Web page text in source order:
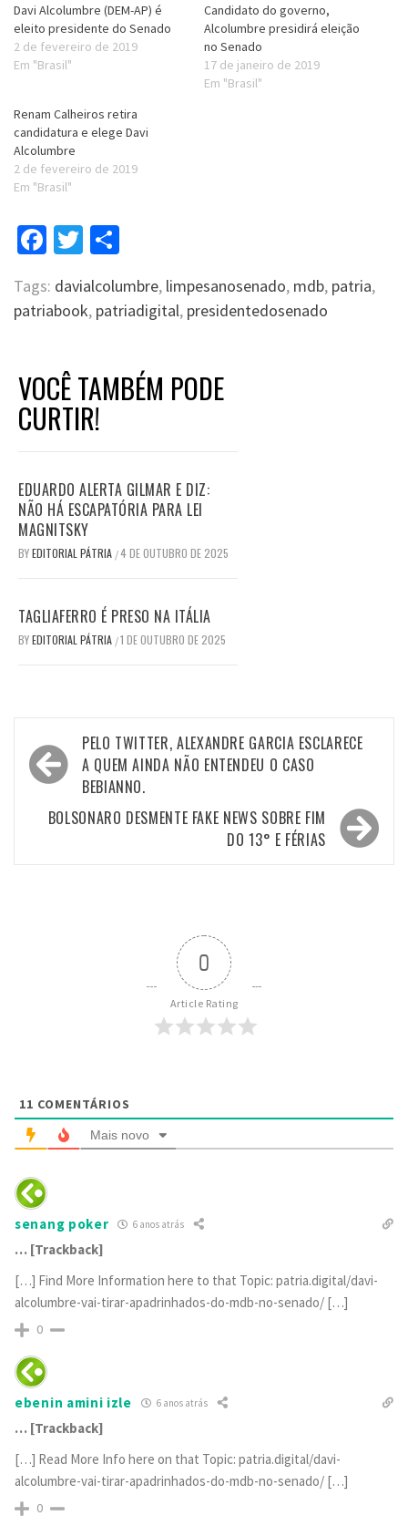
Davi Alcolumbre (DEM-AP) é
eleito presidente do Senado
2 de fevereiro de 2019
Em "Brasil"
Candidato do governo,
Alcolumbre presidirá eleição
no Senado
17 de janeiro de 2019
Em "Brasil"
Renam Calheiros retira
candidatura e elege Davi
Alcolumbre
2 de fevereiro de 2019
Em "Brasil"
Facebook
Twitter
Tags: davialcolumbre, limpesanosenado, mdb, patria,
patriabook, patriadigital, presidentedosenado
VOCÊ TAMBÉM PODE
CURTIR!
EDUARDO ALERTA GILMAR E DIZ:
NÃO HÁ ESCAPATÓRIA PARA LEI
MAGNITSKY
BYEDITORIAL PÁTRIA /4 DE OUTUBRO DE 2025
TAGLIAFERRO É PRESO NA ITÁLIA
BYEDITORIAL PÁTRIA /1 DE OUTUBRO DE 2025
Navegação
de
Post
PELO TWITTER, ALEXANDRE GARCIA ESCLARECE
A QUEM AINDA NÃO ENTENDEU O CASO
BEBIANNO.
BOLSONARO DESMENTE FAKE NEWS SOBRE FIM
DO 13° E FÉRIAS
0
Article Rating
11 COMENTÁRIOS
Mais novo
senang poker 6 anos atrás
… [Trackback]
[…] Find More Information here to that Topic: patria.digital/davi-
alcolumbre-vai-tirar-apadrinhados-do-mdb-no-senado/ […]
0
ebenin amini izle 6 anos atrás
… [Trackback]
[…] Read More Info here on that Topic: patria.digital/davi-
alcolumbre-vai-tirar-apadrinhados-do-mdb-no-senado/ […]
0